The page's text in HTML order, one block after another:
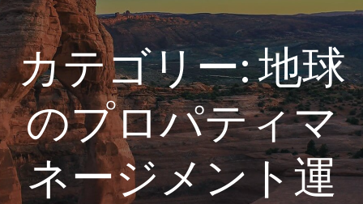
キ
ッ
プ
カテゴリー:地球
のプロパティマ
ネージメント運